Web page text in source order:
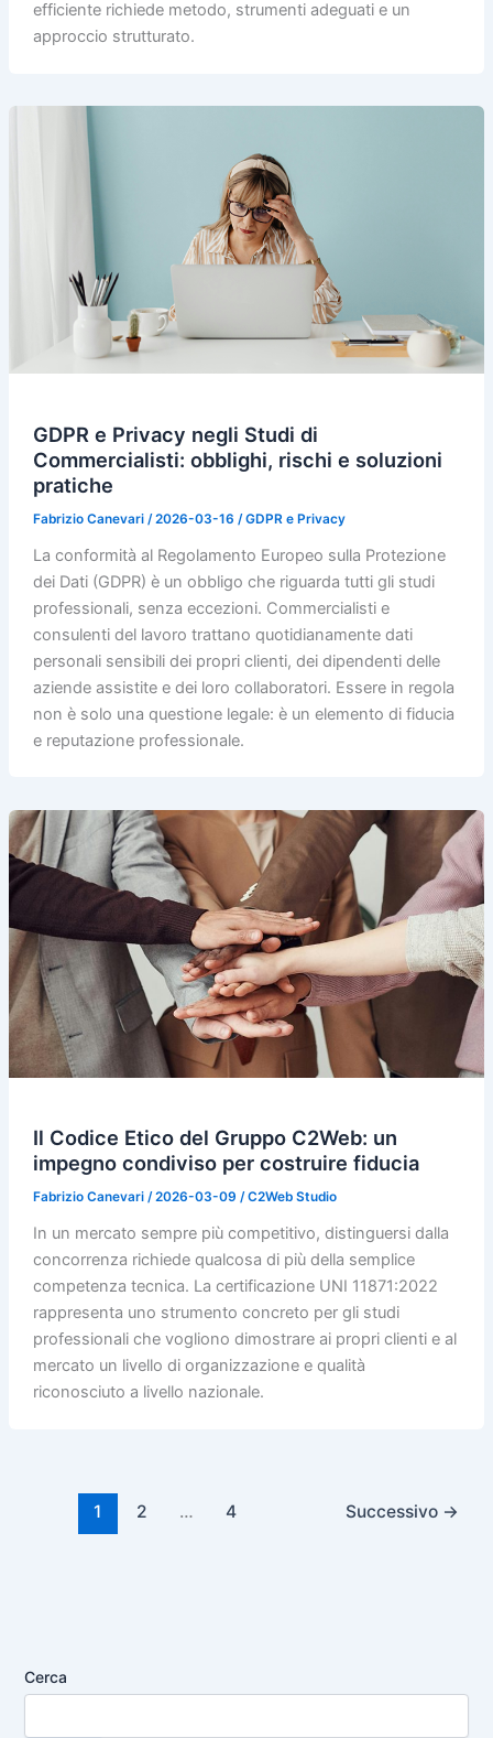
efficiente richiede metodo, strumenti adeguati e un
approccio strutturato.
GDPR e Privacy negli Studi di
Commercialisti: obblighi, rischi e soluzioni
pratiche
Fabrizio Canevari /2026-03-16 /GDPR e Privacy
La conformità al Regolamento Europeo sulla Protezione
dei Dati (GDPR) è un obbligo che riguarda tutti gli studi
professionali, senza eccezioni. Commercialisti e
consulenti del lavoro trattano quotidianamente dati
personali sensibili dei propri clienti, dei dipendenti delle
aziende assistite e dei loro collaboratori. Essere in regola
non è solo una questione legale: è un elemento di fiducia
e reputazione professionale.
Il Codice Etico del Gruppo C2Web: un
impegno condiviso per costruire fiducia
Fabrizio Canevari /2026-03-09 /C2Web Studio
In un mercato sempre più competitivo, distinguersi dalla
concorrenza richiede qualcosa di più della semplice
competenza tecnica. La certificazione UNI 11871:2022
rappresenta uno strumento concreto per gli studi
professionali che vogliono dimostrare ai propri clienti e al
mercato un livello di organizzazione e qualità
riconosciuto a livello nazionale.
1 2 … 4 Successivo →
Cerca